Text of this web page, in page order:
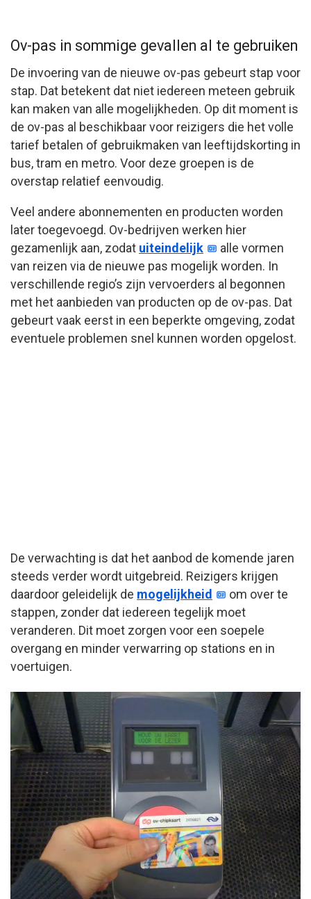
Ov-pas in sommige gevallen al te gebruiken
De invoering van de nieuwe ov-pas gebeurt stap voor
stap. Dat betekent dat niet iedereen meteen gebruik
kan maken van alle mogelijkheden. Op dit moment is
de ov-pas al beschikbaar voor reizigers die het volle
tarief betalen of gebruikmaken van leeftijdskorting in
bus, tram en metro. Voor deze groepen is de
overstap relatief eenvoudig.
Veel andere abonnementen en producten worden
later toegevoegd. Ov-bedrijven werken hier
gezamenlijk aan, zodat uiteindelijk
alle vormen
van reizen via de nieuwe pas mogelijk worden. In
verschillende regio’s zijn vervoerders al begonnen
met het aanbieden van producten op de ov-pas. Dat
gebeurt vaak eerst in een beperkte omgeving, zodat
eventuele problemen snel kunnen worden opgelost.
De verwachting is dat het aanbod de komende jaren
steeds verder wordt uitgebreid. Reizigers krijgen
daardoor geleidelijk de mogelijkheid
om over te
stappen, zonder dat iedereen tegelijk moet
veranderen. Dit moet zorgen voor een soepele
overgang en minder verwarring op stations en in
voertuigen.